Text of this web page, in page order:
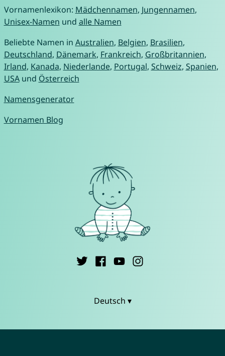
Vornamenlexikon: Mädchennamen, Jungennamen,
Unisex-Namen und alle Namen
Beliebte Namen in Australien, Belgien, Brasilien,
Deutschland, Dänemark, Frankreich, Großbritannien,
Irland, Kanada, Niederlande, Portugal, Schweiz, Spanien,
USAund Österreich
Namensgenerator
Vornamen Blog
Deutsch ▾